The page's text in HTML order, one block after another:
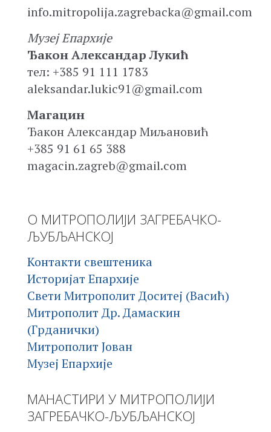
info.mitropolija.zagrebacka@gmail.com
Музеј Епархије
Ђакон Александар Лукић
тел: +385 91 111 1783
aleksandar.lukic91@gmail.com
Магацин
Ђакон Александар Миљановић
+385 91 61 65 388
magacin.zagreb@gmail.com
О МИТРОПОЛИЈИ ЗАГРЕБАЧКО-
ЉУБЉАНСКОЈ
Контакти свештеника
Историјат Епархије
Свети Митрополит Доситеј (Васић)
Митрополит Др. Дамаскин
(Грданички)
Митрополит Јован
Музеј Епархије
МАНАСТИРИ У МИТРОПОЛИЈИ
ЗАГРЕБАЧКО-ЉУБЉАНСКОЈ